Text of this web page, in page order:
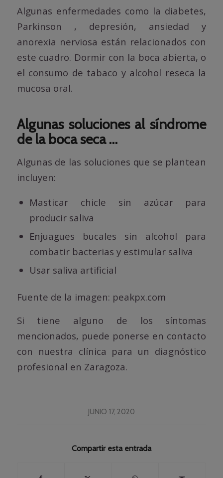
Algunas enfermedades como la diabetes,
Parkinson , depresión, ansiedad y
anorexia nerviosa están relacionados con
este cuadro. Dormir con la boca abierta, o
el consumo de tabaco y alcohol reseca la
mucosa oral.
Algunas soluciones al síndrome
de la boca seca …
Algunas de las soluciones que se plantean
incluyen:
Masticar chicle sin azúcar para
producir saliva
Enjuagues bucales sin alcohol para
combatir bacterias y estimular saliva
Usar saliva artificial
Fuente de la imagen: peakpx.com
Si tiene alguno de los síntomas
mencionados, puede ponerse en contacto
con nuestra clínica para un diagnóstico
profesional en Zaragoza.
JUNIO 17, 2020
Compartir esta entrada